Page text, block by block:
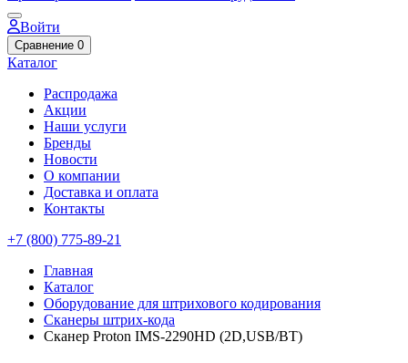
Войти
Сравнение 0
Каталог
Распродажа
Акции
Наши услуги
Бренды
Новости
О компании
Доставка и оплата
Контакты
+7 (800) 775-89-21
Главная
Каталог
Оборудование для штрихового кодирования
Сканеры штрих-кода
Сканер Proton IMS-2290HD (2D,USB/BT)